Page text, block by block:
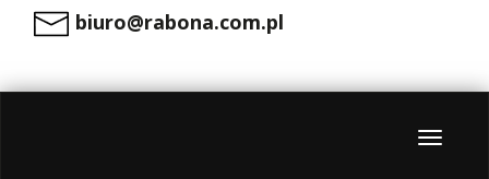
biuro@rabona.com.pl
Menu